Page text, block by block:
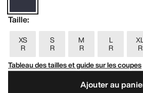
Taille:
XS
R
S
R
M
R
L
R R
Tableau des tailles et guide sur les coupes
Ajouter au